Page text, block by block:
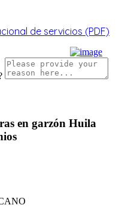
de servicios (PDF)
en garzón Huila